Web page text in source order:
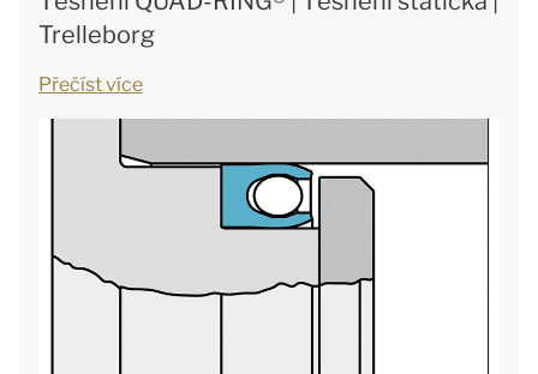
Trelleborg
Přečíst více